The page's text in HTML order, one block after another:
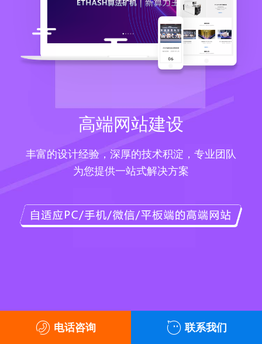
高端网站建设
丰富的设计经验，深厚的技术积淀，专业团队
为您提供一站式解决方案
电话咨询 联系我们